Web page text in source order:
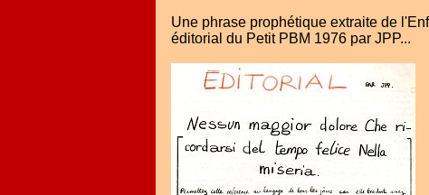
Une phrase prophétique extraite de
éditorial du Petit PBM 1976 par JPP...